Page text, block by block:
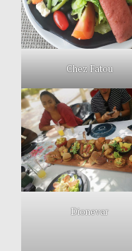
Chez Fatou
Dionevar